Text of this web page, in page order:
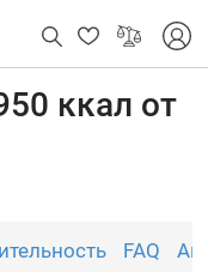
ккал от
FAQ